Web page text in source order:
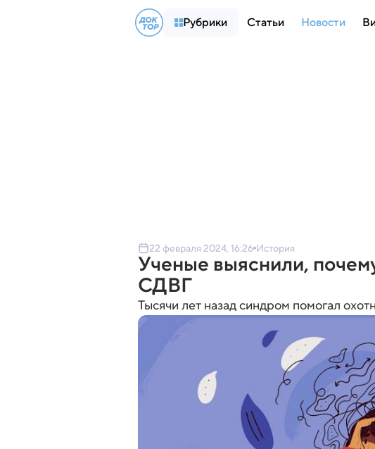
Рубрики Статьи Новости
22 февраля 2024, 16:26 История
Ученые выяснили,
СДВГ
Тысячи лет назад синдром помогал